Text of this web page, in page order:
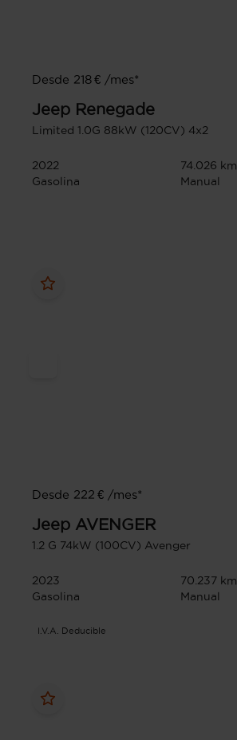
Desde 218 € /mes*
Jeep Renegade
Limited 1.0G 88kW (120CV) 4x2
2022
74.026 km
Gasolina
Manual
Desde 222 € /mes*
Jeep AVENGER
1.2 G 74kW (100CV) Avenger
2023
70.237 km
Gasolina
Manual
I.V.A. Deducible